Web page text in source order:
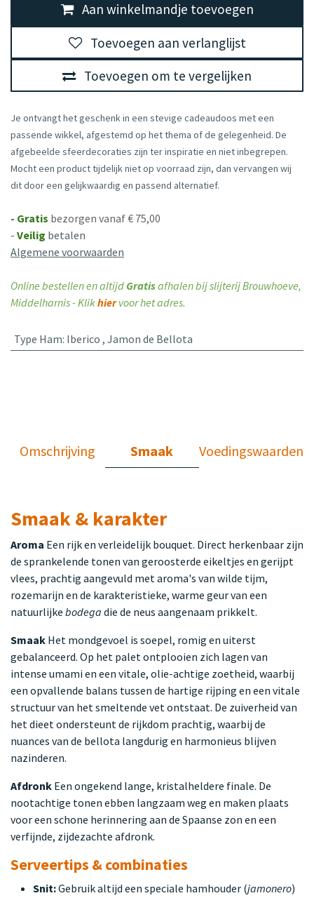
Aan winkelmandje toevoegen
Toevoegen om te vergelijken
Toevoegen aan verlanglijst
Je ontvangt het geschenk in een stevige cadeaudoos met een
passende wikkel, afgestemd op het thema of de gelegenheid. De
afgebeelde sfeerdecoraties zijn ter inspiratie en niet inbegrepen.
Mocht een product tijdelijk niet op voorraad zijn, dan vervangen wij
dit door een gelijkwaardig en passend alternatief.
- Gratis bezorgen vanaf € 75,00
- Veilig betalen
Algemene voorwaarden
Online bestellen en altijd Gratisafhalen bij slijterij Brouwhoeve,
Middelharnis - Klikhiervoor het adres.
Type Ham: Iberico , Jamon de Bellota
Omschrijving Smaak Voedingswaarden
Smaak & karakter
Aroma Een rijk en verleidelijk bouquet. Direct herkenbaar zijn
de sprankelende tonen van geroosterde eikeltjes en gerijpt
vlees, prachtig aangevuld met aroma's van wilde tijm,
rozemarijn en de karakteristieke, warme geur van een
natuurlijke bodega die de neus aangenaam prikkelt.
Smaak Het mondgevoel is soepel, romig en uiterst
gebalanceerd. Op het palet ontplooien zich lagen van
intense umami en een vitale, olie-achtige zoetheid, waarbij
een opvallende balans tussen de hartige rijping en een vitale
structuur van het smeltende vet ontstaat. De zuiverheid van
het dieet ondersteunt de rijkdom prachtig, waarbij de
nuances van de bellota langdurig en harmonieus blijven
nazinderen.
Afdronk Een ongekend lange, kristalheldere finale. De
nootachtige tonen ebben langzaam weg en maken plaats
voor een schone herinnering aan de Spaanse zon en een
verfijnde, zijdezachte afdronk.
Serveertips & combinaties
Snit:Gebruik altijd een speciale hamhouder (jamonero)